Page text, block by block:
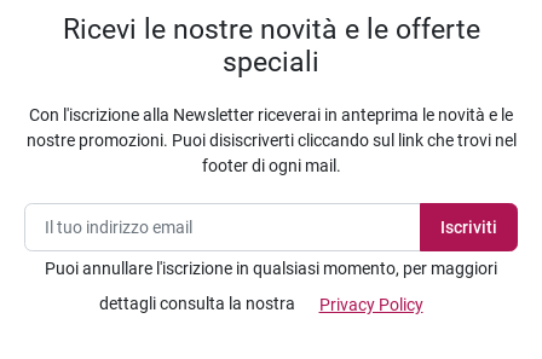
Ricevi le nostre novità e le offerte
speciali
Con l'iscrizione alla Newsletter riceverai in anteprima le novità e le
nostre promozioni. Puoi disiscriverti cliccando sul link che trovi nel
footer di ogni mail.
Puoi annullare l'iscrizione in qualsiasi momento, per maggiori
dettagli consulta la nostra
Privacy Policy